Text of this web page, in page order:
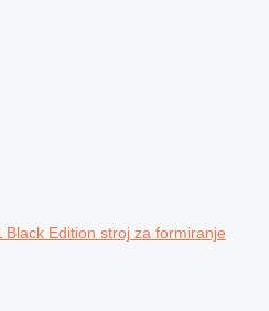
Black Edition stroj za formiranje